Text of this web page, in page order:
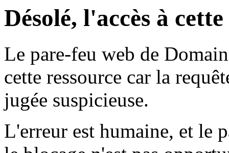
Désolé, l'accès à
Le pare-feu web de
cette ressource car la
jugée suspicieuse.
L'erreur est humaine, et le